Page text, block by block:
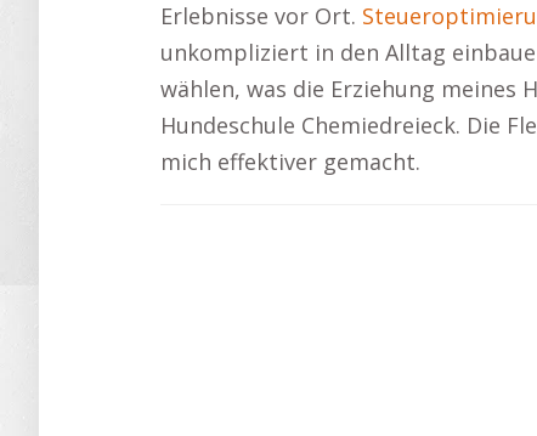
Erlebnisse vor Ort.
unkompliziert in den Alltag
wählen, was die Erziehung meines
Hundeschule Chemiedreieck. Die
mich effektiver gemacht.